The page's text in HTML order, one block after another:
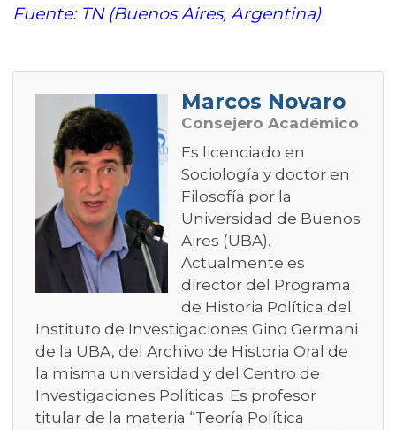
Fuente: TN (Buenos Aires, Argentina)
Marcos Novaro
Consejero Académico
Es licenciado en
Sociología y doctor en
Filosofía por la
Universidad de Buenos
Aires (UBA).
Actualmente es
director del Programa
de Historia Política del
Instituto de Investigaciones Gino Germani
de la UBA, del Archivo de Historia Oral de
la misma universidad y del Centro de
Investigaciones Políticas. Es profesor
titular de la materia “Teoría Política